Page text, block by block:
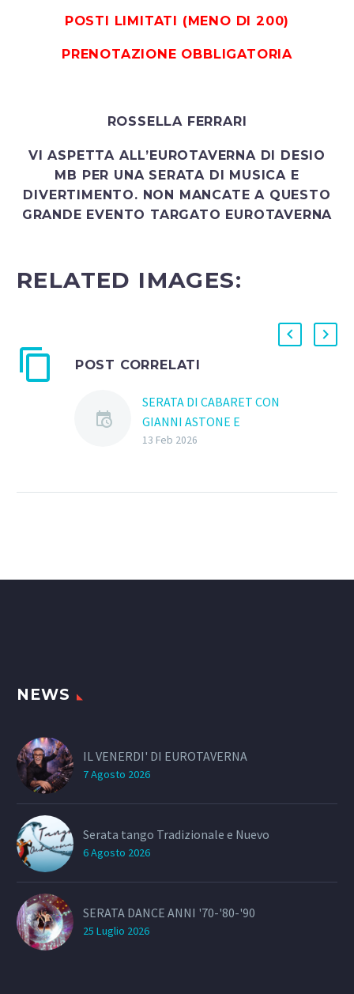
POSTI LIMITATI (MENO DI 200)
PRENOTAZIONE OBBLIGATORIA
ROSSELLA FERRARI
VI ASPETTA ALL’EUROTAVERNA DI DESIO
MB PER UNA SERATA DI MUSICA E
DIVERTIMENTO. NON MANCATE A QUESTO
GRANDE EVENTO TARGATO EUROTAVERNA
RELATED IMAGES:
POST CORRELATI
SERATA DI CABARET CON
GIANNI ASTONE E
NORBERTO MIDANI
13 Feb 2026
NEWS
IL VENERDI' DI EUROTAVERNA
7 Agosto 2026
Serata tango Tradizionale e Nuevo
6 Agosto 2026
SERATA DANCE ANNI '70-'80-'90
25 Luglio 2026